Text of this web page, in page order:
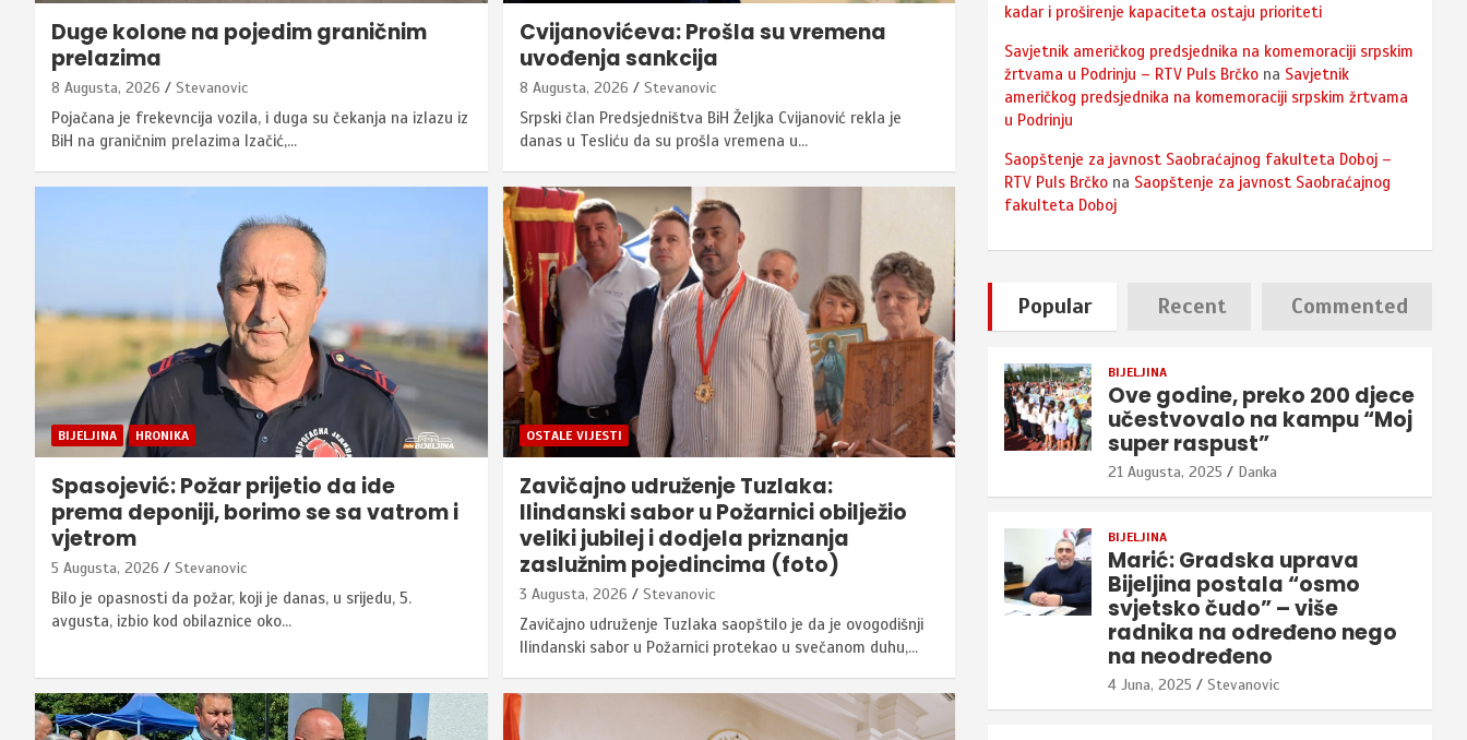
Duge kolone na pojedim graničnim
prelazima
8 Augusta, 2026 Stevanovic
Pojačana je frekevncija vozila, i duga su čekanja na izlazu iz
BiH na graničnim prelazima Izačić,…
Cvijanovićeva: Prošla su vremena
uvođenja sankcija
8 Augusta, 2026 Stevanovic
Srpski član Predsjedništva BiH Željka Cvijanović rekla je
danas u Tesliću da su prošla vremena u…
BIJELJINA HRONIKA
Spasojević: Požar prijetio da ide
prema deponiji, borimo se sa vatrom i
vjetrom
5 Augusta, 2026 Stevanovic
Bilo je opasnosti da požar, koji je danas, u srijedu, 5.
avgusta, izbio kod obilaznice oko…
OSTALE VIJESTI
Zavičajno udruženje Tuzlaka:
Ilindanski sabor u Požarnici obilježio
veliki jubilej i dodjela priznanja
zaslužnim pojedincima (foto)
3 Augusta, 2026 Stevanovic
Zavičajno udruženje Tuzlaka saopštilo je da je ovogodišnji
Ilindanski sabor u Požarnici protekao u svečanom duhu,…
kadar i proširenje kapaciteta ostaju prioriteti
Savjetnik američkog predsjednika na komemoraciji srpskim
žrtvama u Podrinju – RTV Puls Brčko na Savjetnik
američkog predsjednika na komemoraciji srpskim žrtvama
u Podrinju
Saopštenje za javnost Saobraćajnog fakulteta Doboj –
RTV Puls Brčko na Saopštenje za javnost Saobraćajnog
fakulteta Doboj
Popular Recent Commented
BIJELJINA
Ove godine, preko 200 djece
učestvovalo na kampu “Moj
super raspust”
21 Augusta, 2025 Danka
BIJELJINA
Marić: Gradska uprava
Bijeljina postala “osmo
svjetsko čudo” – više
radnika na određeno nego
na neodređeno
4 Juna, 2025 Stevanovic